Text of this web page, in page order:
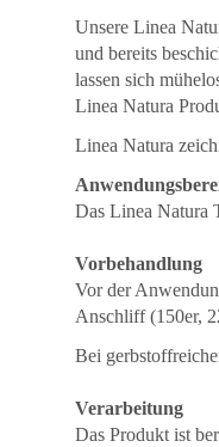
Unsere Linea
und bereits
lassen sich
Linea Natura
Linea Natura
Das Linea Natura
Vorbehandlung
Vor der
Anschliff (150er,
Bei
Verarbeitung
Das Produkt ist